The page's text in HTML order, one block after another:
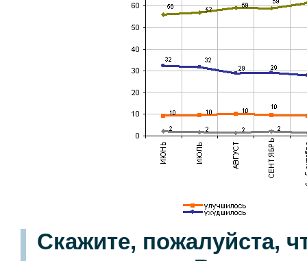
Скажите, пожалуйста,